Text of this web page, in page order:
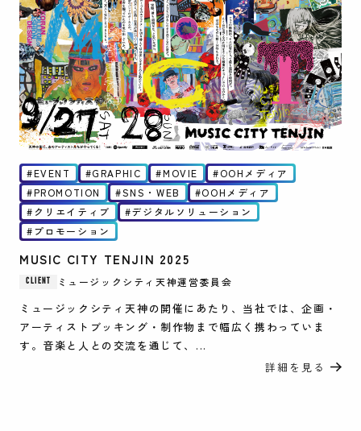
EVENT GRAPHIC MOVIE
OOHメディア
PROMOTION
SNS・WEB
OOHメディア
クリエイティブ
デジタルソリューション
プロモーション
MUSIC CITY TENJIN 2025
CLIENT ミュージックシティ天神運営委員会
ミュージックシティ天神の開催にあたり、当社では、企画・
アーティストブッキング・制作物まで幅広く携わっていま
す。音楽と人との交流を通じて、...
詳細を見る